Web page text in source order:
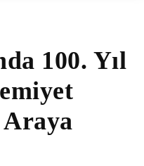
100. Yıl
Araya